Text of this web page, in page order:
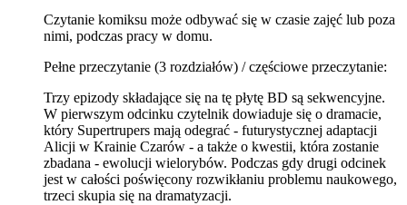
Czytanie komiksu może odbywać się w czasie zajęć lub poza
nimi, podczas pracy w domu.
Pełne przeczytanie (3 rozdziałów) / częściowe przeczytanie:
Trzy epizody składające się na tę płytę BD są sekwencyjne.
W pierwszym odcinku czytelnik dowiaduje się o dramacie,
który Supertrupers mają odegrać - futurystycznej adaptacji
Alicji w Krainie Czarów - a także o kwestii, która zostanie
zbadana - ewolucji wielorybów. Podczas gdy drugi odcinek
jest w całości poświęcony rozwikłaniu problemu naukowego,
trzeci skupia się na dramatyzacji.